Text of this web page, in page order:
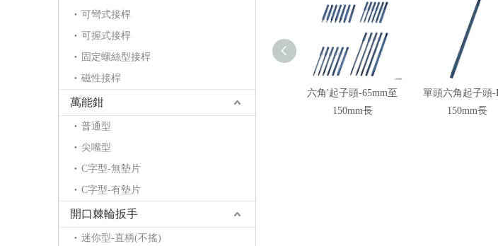
可彎式接桿
可握式接桿
固定螺絲型接桿
磁性接桿
萬能鉗
普通型
尖嘴型
C字型-無墊片
C字型-有墊片
開口棘輪扳手
迷你型-直柄(不搖)
六角'起子頭-65mm至
150mm長
單頭六角起子頭-
150mm長